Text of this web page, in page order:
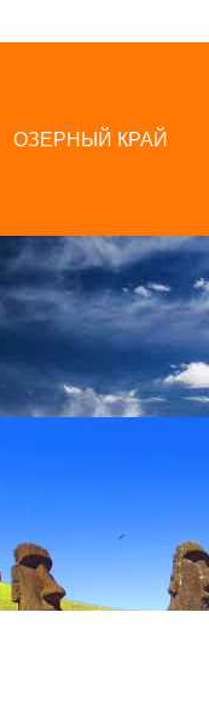
ОЗЕРНЫЙ КРАЙ